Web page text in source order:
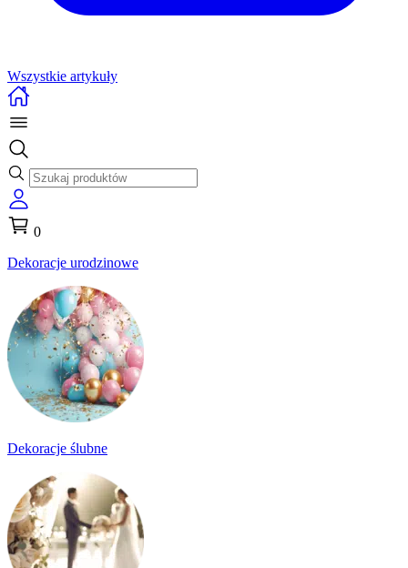
Wszystkie artykuły
0
Dekoracje urodzinowe
Dekoracje ślubne